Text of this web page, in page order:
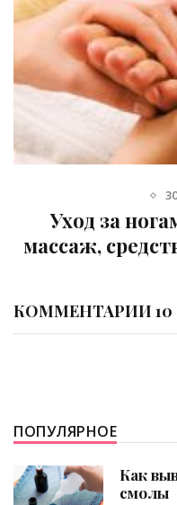
Уход за
массаж,
КОММЕНТАРИИ 10
ПОПУЛЯРНОЕ
Как
смолы